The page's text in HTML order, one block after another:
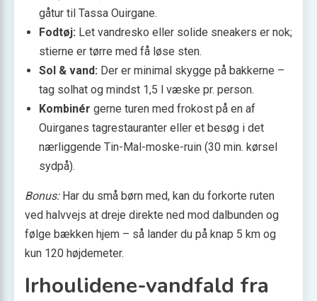
gåtur til Tassa Ouirgane.
Fodtøj: Let vandresko eller solide sneakers er nok;
stierne er tørre med få løse sten.
Sol & vand: Der er minimal skygge på bakkerne –
tag solhat og mindst 1,5 l væske pr. person.
Kombinér gerne turen med frokost på en af
Ouirganes tagrestaurant­­er eller et besøg i det
nærliggende Tin-Mal-moske-ruin (30 min. kørsel
sydpå).
Bonus:Har du små børn med, kan du forkorte ruten
ved halvvejs at dreje direkte ned mod dalbunden og
følge bækken hjem – så lander du på knap 5 km og
kun 120 højdemeter.
Irhoulidene-vandfald fra